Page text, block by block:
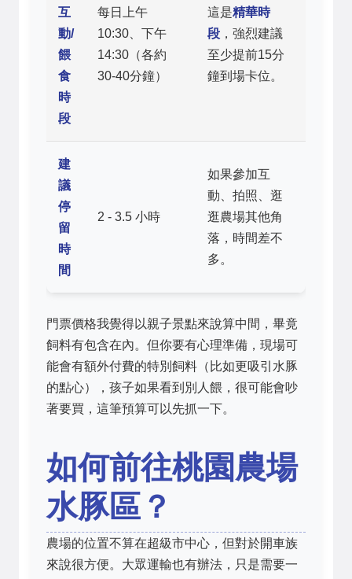
互
動/
餵
食
時
段
每日上午
10:30、下午
14:30（各約
30-40分鐘）
這是精華時
段 ，強烈建議
至少提前15分
鐘到場卡位。
建
議
停
留
時
間
2 - 3.5 小時
如果參加互
動、拍照、逛
逛農場其他角
落，時間差不
多。
門票價格我覺得以親子景點來說算中間，畢竟
飼料有包含在內。但你要有心理準備，現場可
能會有額外付費的特別飼料（比如更吸引水豚
的點心），孩子如果看到別人餵，很可能會吵
著要買，這筆預算可以先抓一下。
如何前往桃園農場
水豚區？
農場的位置不算在超級市中心，但對於開車族
來說很方便。大眾運輸也有辦法，只是需要一